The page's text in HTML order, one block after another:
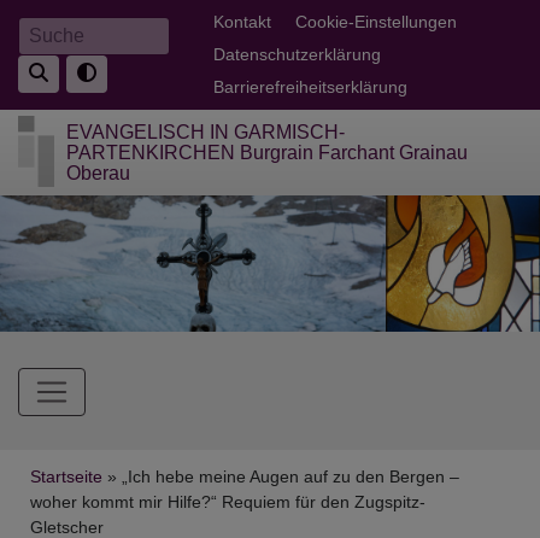
Direkt
zum
Inhalt
Suche Fußbereichsmenü
Kontakt
Cookie-Einstellungen
Datenschutzerklärung
Barrierefreiheitserklärung
EVANGELISCH IN GARMISCH-
PARTENKIRCHEN Burgrain Farchant Grainau
Oberau
Hauptnavigation
Breadcrumb
Startseite
„Ich hebe meine Augen auf zu den Bergen –
woher kommt mir Hilfe?“ Requiem für den Zugspitz-
Gletscher